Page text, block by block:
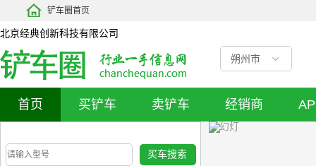
铲车圈首页
北京经典创新科技有限公司
朔州市
首页 买铲车 卖铲车 经销商